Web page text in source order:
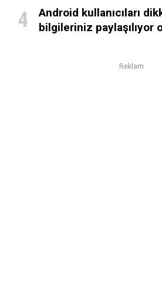
Android kullanıcıları
bilgileriniz paylaşılıyor
Reklam